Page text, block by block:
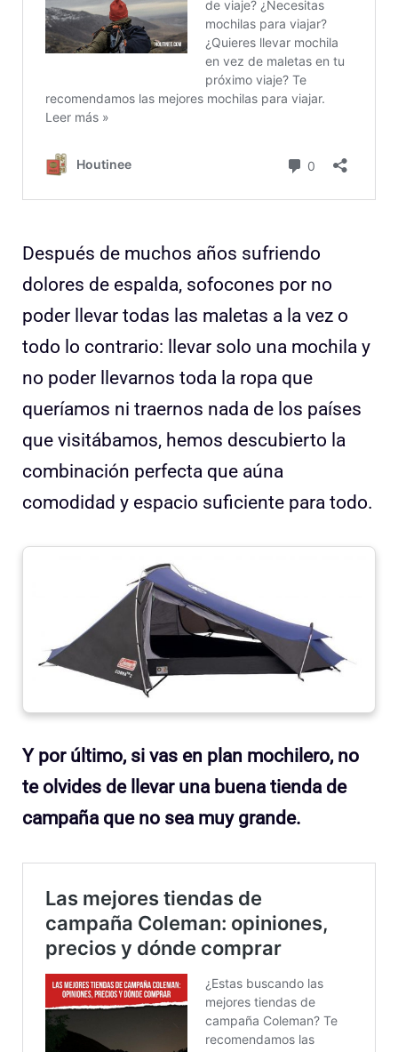
Después de muchos años sufriendo
dolores de espalda, sofocones por no
poder llevar todas las maletas a la vez o
todo lo contrario: llevar solo una mochila y
no poder llevarnos toda la ropa que
queríamos ni traernos nada de los países
que visitábamos, hemos descubierto la
combinación perfecta que aúna
comodidad y espacio suficiente para todo.
Y por último, si vas en plan mochilero, no
te olvides de llevar una buena tienda de
campaña que no sea muy grande.